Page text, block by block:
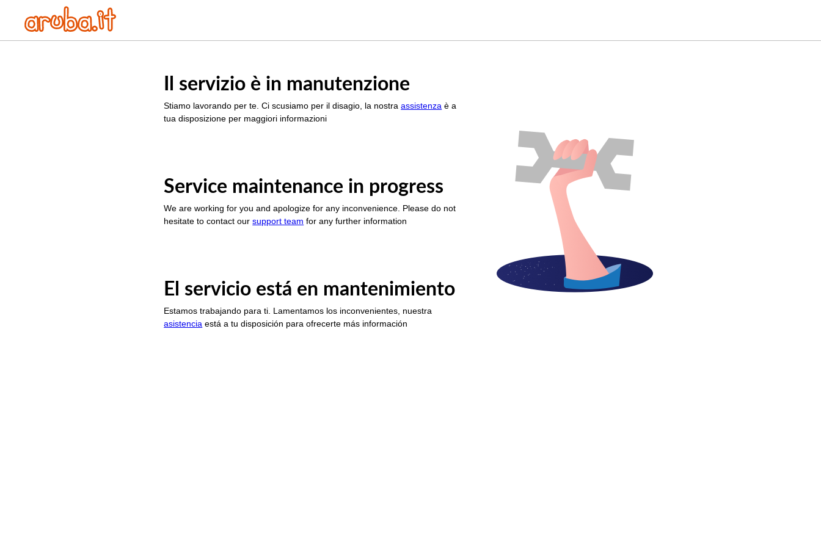
Il servizio è in manutenzione
Stiamo lavorando per te. Ci scusiamo per il disagio, la nostraassistenza è a
tua disposizione per maggiori informazioni
Service maintenance in progress
We are working for you and apologize for any inconvenience. Please do not
hesitate to contact oursupport team for any further information
El servicio está en mantenimiento
Estamos trabajando para ti. Lamentamos los inconvenientes, nuestra
asistencia está a tu disposición para ofrecerte más información